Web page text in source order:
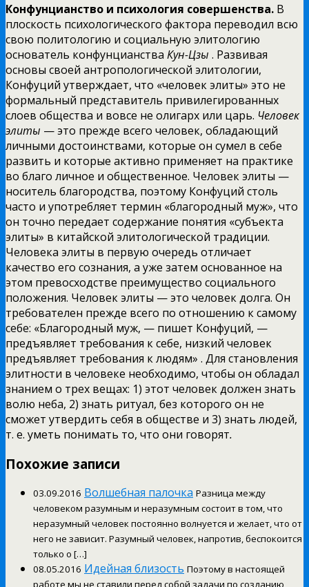
Конфунцианство и психология совершенства. В
плоскость психологического фактора переводил всю
свою политологию и социальную элитологию
основатель конфунцианства Кун-Цзы . Развивая
основы своей антропологической элитологии,
Конфуций утверждает, что «человек элиты» это не
формальный представитель привилегированных
слоев общества и вовсе не олигарх или царь. Человек
элиты — это прежде всего человек, обладающий
личными достоинствами, которые он сумел в себе
развить и которые активно применяет на практике
во благо личное и общественное. Человек элиты —
носитель благородства, поэтому Конфуций столь
часто и употребляет термин «благородный муж», что
он точно передает содержание понятия «субъекта
элиты» в китайской элитологической традиции.
Человека элиты в первую очередь отличает
качество его сознания, а уже затем основанное на
этом превосходстве преимущество социального
положения. Человек элиты — это человек долга. Он
требователен прежде всего по отношению к самому
себе: «Благородный муж, — пишет Конфуций, —
предъявляет требования к себе, низкий человек
предъявляет требования к людям» . Для становления
элитности в человеке необходимо, чтобы он обладал
знанием о трех вещах: 1) этот человек должен знать
волю неба, 2) знать ритуал, без которого он не
сможет утвердить себя в обществе и 3) знать людей,
т. е. уметь понимать то, что они говорят.
Похожие записи
03.09.2016 Волшебная палочка Разница между
человеком разумным и неразумным состоит в том, что
неразумный человек постоянно волнуется и желает, что от
него не зависит. Разумный человек, напротив, беспокоится
только о […]
08.05.2016 Идейная близость Поэтому в настоящей
работе мы не ставили перед собой задачи по созданию